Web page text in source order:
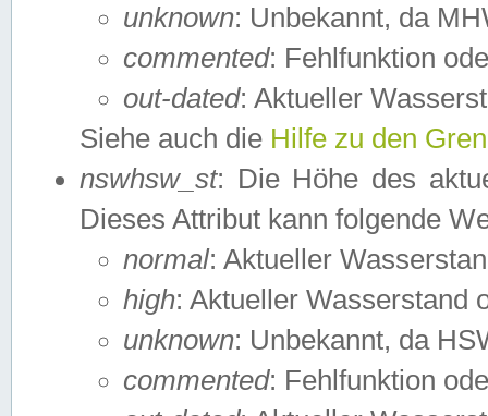
unknown: Unbekannt, da
commented: Fehlfunktion
out-dated: Aktueller
Siehe auch die Hilfe zu den
nswhsw_st: Die Höhe des
Dieses Attribut kann folgende
normal: Aktueller
high: Aktueller Wasserstand
unknown: Unbekannt, da
commented: Fehlfunktion